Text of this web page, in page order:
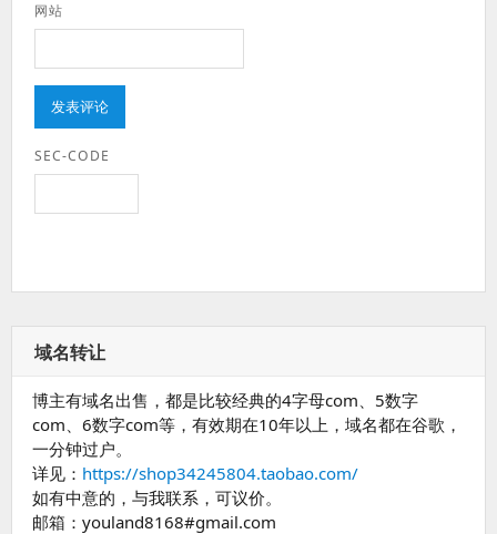
网站
SEC-CODE
域名转让
博主有域名出售，都是比较经典的4字母com、5数字
com、6数字com等，有效期在10年以上，域名都在谷歌，
一分钟过户。
详见： https://shop34245804.taobao.com/
如有中意的，与我联系，可议价。
邮箱：youland8168#gmail.com